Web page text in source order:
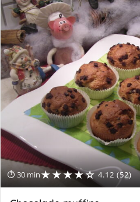
⏱ 30 min★★★★☆ 4.12 (52)